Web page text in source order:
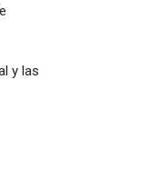
y las